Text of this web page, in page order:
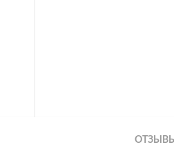
ОТЗЫВЫ